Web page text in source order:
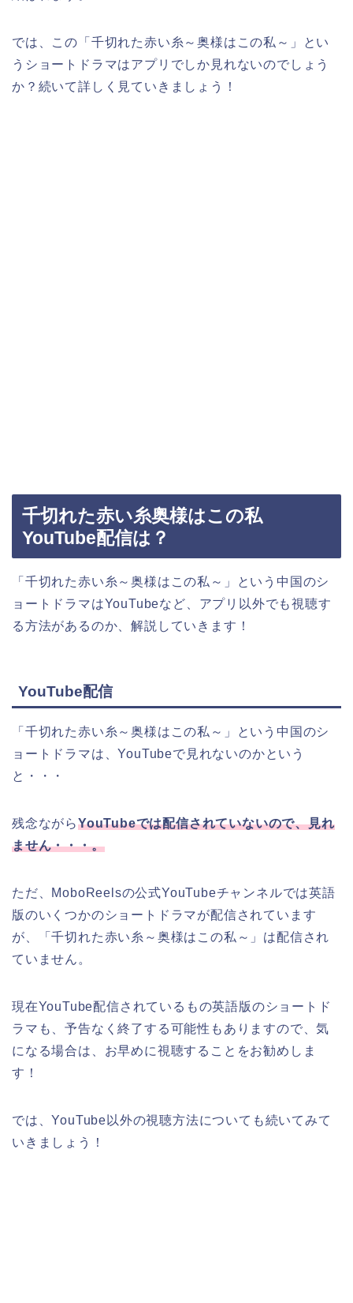
では、この 「千切れた赤い糸～奥様はこの私～」
とい
うショートドラマはアプリでしか見れないのでしょう
か？続いて詳しく見ていきましょう！
千切れた赤い糸奥様はこの私
YouTube配信は？
「千切れた赤い糸～奥様はこの私～」
という中国のシ
ョートドラマはYouTubeなど、アプリ以外でも視聴す
る方法があるのか、解説していきます！
YouTube配信
「千切れた赤い糸～奥様はこの私～」
という中国のシ
ョートドラマは、YouTubeで見れないのかという
と・・・
残念ながらYouTubeでは配信されていないので、見れ
ません・・・。
ただ、MoboReelsの公式YouTubeチャンネルでは英語
版のいくつかのショートドラマが配信されています
が、
「千切れた赤い糸～奥様はこの私～」 は配信され
ていません。
現在YouTube配信されているもの英語版のショートド
ラマも、予告なく終了する可能性もありますので、気
になる場合は、お早めに視聴することをお勧めしま
す！
では、YouTube以外の視聴方法についても続いてみて
いきましょう！